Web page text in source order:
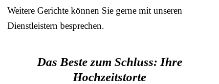
Weitere Gerichte können Sie gerne mit unseren
Dienstleistern besprechen.
Das Beste zum Schluss: Ihre
Hochzeitstorte